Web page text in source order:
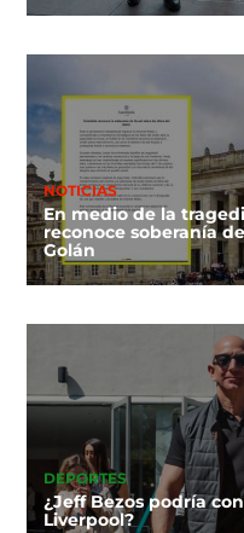
NOTICIAS
En medio de la
reconoce soberanía
Golán
DEPORTES
¿Jeff Bezos podría
Liverpool?